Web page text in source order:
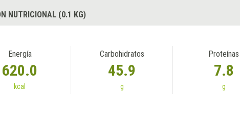
NUTRICIONAL (0.1 KG)
Energía
620.0
kcal
Carbohidratos
45.9
g
Proteínas
7.8
g